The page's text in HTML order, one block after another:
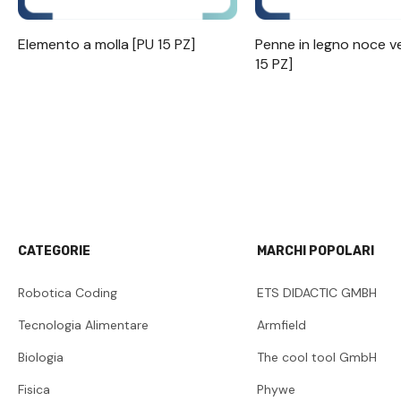
Elemento a molla [PU 15 PZ]
Penne in legno noce
15 PZ]
CATEGORIE
Robotica Coding
Tecnologia Alimentare
Biologia
Fisica
MARCHI POPOLARI
ETS DIDACTIC GMBH
Armfield
The cool tool GmbH
Phywe